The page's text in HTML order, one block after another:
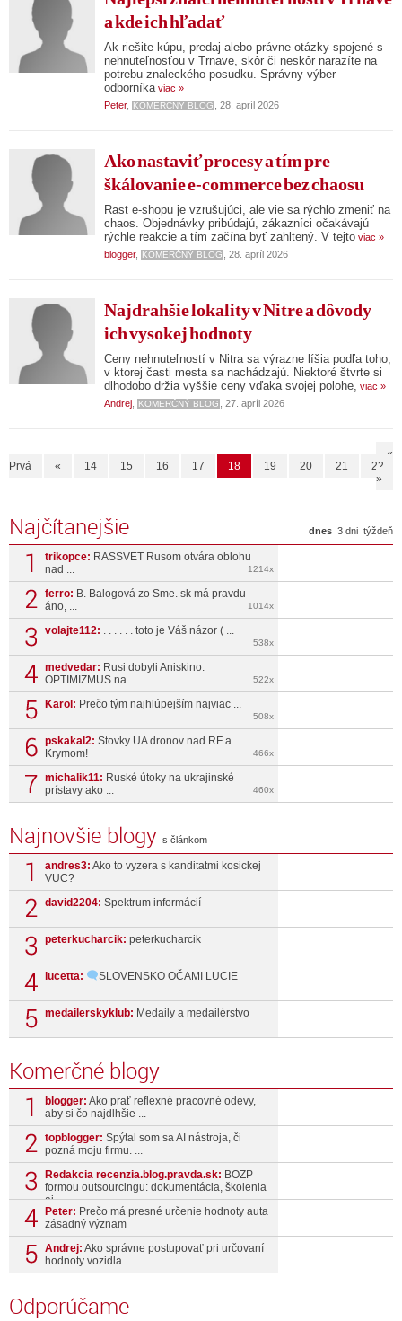
a kde ich hľadať
Ak riešite kúpu, predaj alebo právne otázky spojené s
nehnuteľnosťou v Trnave, skôr či neskôr narazíte na
potrebu znaleckého posudku. Správny výber
odborníka viac »
Peter, KOMERČNÝ BLOG , 28. apríl 2026
Ako nastaviť procesy a tím pre
škálovanie e-commerce bez chaosu
Rast e-shopu je vzrušujúci, ale vie sa rýchlo zmeniť na
chaos. Objednávky pribúdajú, zákazníci očakávajú
rýchle reakcie a tím začína byť zahltený. V tejto viac »
blogger, KOMERČNÝ BLOG , 28. apríl 2026
Najdrahšie lokality v Nitre a dôvody
ich vysokej hodnoty
Ceny nehnuteľností v Nitra sa výrazne líšia podľa toho,
v ktorej časti mesta sa nachádzajú. Niektoré štvrte si
dlhodobo držia vyššie ceny vďaka svojej polohe, viac »
Andrej
KOMERČNÝ BLOG , 27. apríl 2026
«
Prvá
« 14 15 16 17 18 19 20 21
22
»
Najčítanejšie dnes 3 dni týždeň
trikopce: RASSVET Rusom otvára oblohu
nad ...
1214x
ferro: B. Balogová zo Sme. sk má pravdu –
áno, ...
1014x
volajte112: . . . . . . toto je Váš názor ( ...
538x
medvedar: Rusi dobyli Aniskino:
OPTIMIZMUS na ...
522x
Karol: Prečo tým najhlúpejším najviac ...
508x
pskakal2: Stovky UA dronov nad RF a
Krymom!
466x
michalik11: Ruské útoky na ukrajinské
prístavy ako ...
460x
Najnovšie blogy s článkom
andres3: Ako to vyzera s kanditatmi kosickej
VUC?
david2204: Spektrum informácií
peterkucharcik: peterkucharcik
lucetta: SLOVENSKO OČAMI LUCIE
medailerskyklub: Medaily a medailérstvo
Komerčné blogy
blogger: Ako prať reflexné pracovné odevy,
aby si čo najdlhšie ...
topblogger: Spýtal som sa AI nástroja, či
pozná moju firmu. ...
Redakcia recenzia.blog.pravda.sk: BOZP
formou outsourcingu: dokumentácia, školenia
aj ...
Peter: Prečo má presné určenie hodnoty auta
zásadný význam
Andrej: Ako správne postupovať pri určovaní
hodnoty vozidla
Odporúčame